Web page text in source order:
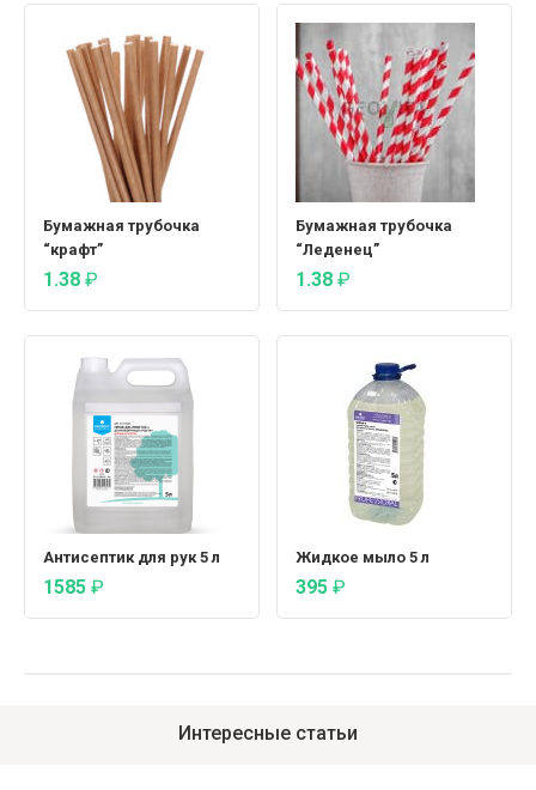
Бумажная трубочка
“крафт”
1.38 ₽
Бумажная трубочка
“Леденец”
1.38 ₽
Антисептик для рук 5 л
1585 ₽
Жидкое мыло 5 л
395 ₽
Интересные статьи